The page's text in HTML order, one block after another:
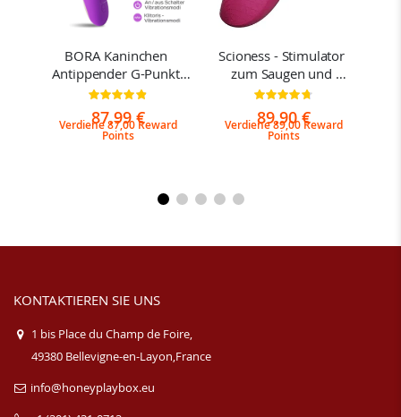
BORA Kaninchen
Antippender G-Punkt-
VibratorBewertung:
87,99 €
Verdiene 87,00 Reward
Points
Scioness - Stimulator
zum Saugen und
Lecken der Klitoris
Bewertung:
89,90 €
Verdiene 89,00 Reward
Points
KONTAKTIEREN SIE UNS
1 bis Place du Champ de Foire,
49380 Bellevigne-en-Layon,France
info@honeyplaybox.eu